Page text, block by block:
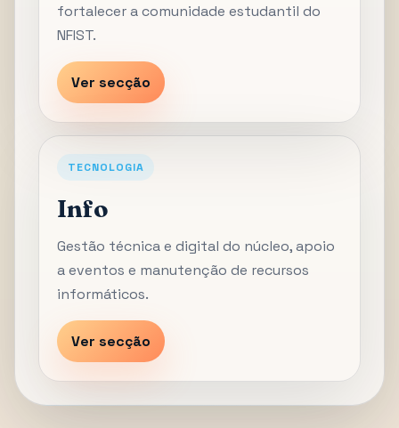
fortalecer a comunidade estudantil do
NFIST.
Ver secção
TECNOLOGIA
Info
Gestão técnica e digital do núcleo, apoio
a eventos e manutenção de recursos
informáticos.
Ver secção